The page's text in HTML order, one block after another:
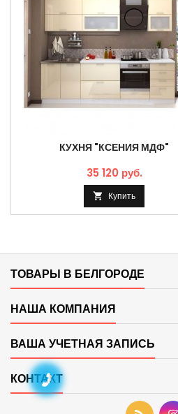
КУХНЯ "КСЕНИЯ МДФ"
35 120 руб.
 Купить
ТОВАРЫ В БЕЛГОРОДЕ
НАША КОМПАНИЯ
ВАША УЧЕТНАЯ ЗАПИСЬ
КОНТАКТ